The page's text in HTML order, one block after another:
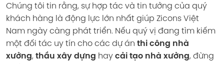
Chúng tôi tin rằng, sự hợp tác và tin tưởng của quý
khách hàng là động lực lớn nhất giúp Zicons Việt
Nam ngày càng phát triển. Nếu quý vị đang tìm kiếm
một đối tác uy tín cho các dự án thi công nhà
xưởng, thầu xây dựng hay cải tạo nhà xưởng, đừng